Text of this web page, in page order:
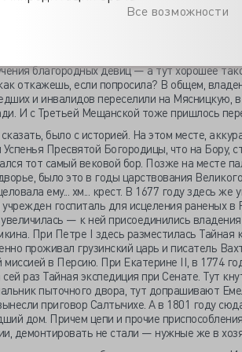
Все возможности
«Граф Иван Петрович! Состоявший под
было до того Рязанское подворье,
Призрения. Впрочем пребываем вам
государыня Мария Федоровна решила
благородных девиц — а тут хорошее
откажешь, если попросила? В общем,
и инвалидов переселили на Мясницкую,
И с Третьей Мещанской тоже пришлось
было с историей. На этом месте,
Успенья Пресвятой Богородицы, что на Бору,
тот самый вековой бор. Позже на месте
было это в годы царствования
ему... хм... крест. В 1677 году здесь же
госпиталь для исцеления раненых в
— к ней присоединились
При Петре I здесь разместилась Тайная
проживал грузинский царь и писатель
миссией в Персию. При Екатерине II, в 1774
раз Тайная экспедиция при Сенате. Тут
пыточного двора, тут допрашивают
приговор Салтычихе. А в 1801 году
дом. Причем цепи и прочие
демонтировать не стали — нужные же в